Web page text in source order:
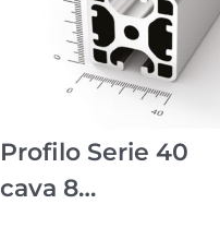
Profilo Serie 40
cava 8